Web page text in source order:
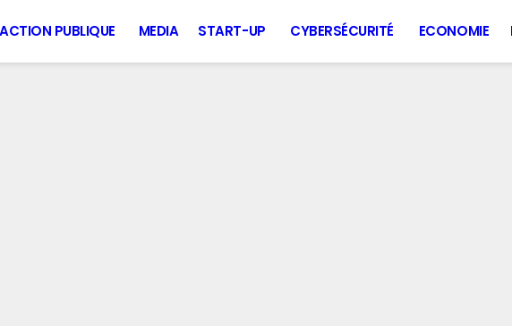
ACTION PUBLIQUE MEDIA START-UP CYBERSÉCURITÉ ECONOMIE